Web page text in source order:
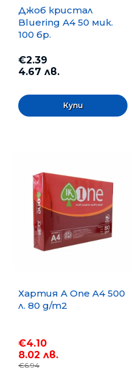
Джоб кристал
Bluering А4 50 мик.
100 бр.
€2.39
4.67 лв.
Хартия A One A4 500
л. 80 g/m2
€4.10
8.02 лв.
€6.94